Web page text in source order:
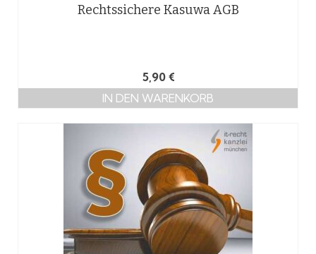
Rechtssichere Kasuwa AGB
5,90 €
IN DEN WARENKORB